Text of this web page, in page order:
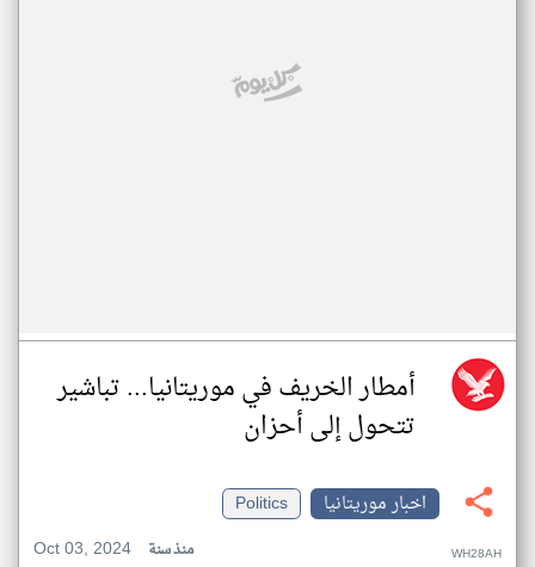
أمطار الخريف في موريتانيا... تباشير
تتحول إلى أحزان
اخبار موريتانيا
Politics
Oct 03, 2024
منذ سنة WH28AH